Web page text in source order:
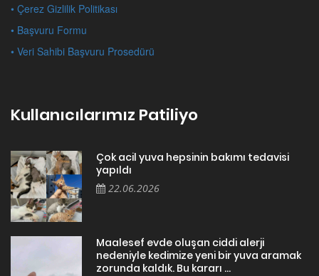
• Çerez Gizlilik Politikası
• Başvuru Formu
• Veri Sahibi Başvuru Prosedürü
Kullanıcılarımız Patiliyo
Çok acil yuva hepsinin bakımı tedavisi
yapıldı
22.06.2026
Maalesef evde oluşan ciddi alerji
nedeniyle kedimize yeni bir yuva aramak
zorunda kaldık. Bu kararı ...